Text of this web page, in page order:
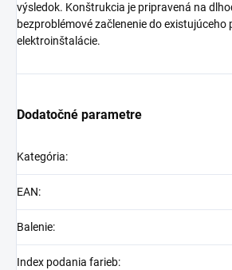
výsledok. Konštrukcia je pripravená na
bezproblémové začlenenie do existujúceho
elektroinštalácie.
Dodatočné parametre
Kategória:
EAN:
Balenie:
Index podania farieb: